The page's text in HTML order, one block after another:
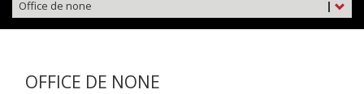
|
Office de none
OFFICE DE NONE